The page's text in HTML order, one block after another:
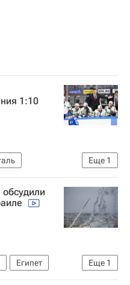
1:10
Еще 1
Еще 1
Египет
Обострение палестино-израильского конфликта в 2023 году